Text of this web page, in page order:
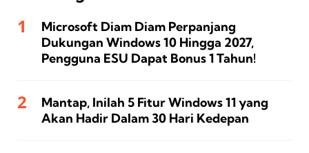
Microsoft Diam Diam Perpanjang
Dukungan Windows 10 Hingga 2027,
Pengguna ESU Dapat Bonus 1 Tahun!
Mantap, Inilah 5 Fitur Windows 11 yang
Akan Hadir Dalam 30 Hari Kedepan